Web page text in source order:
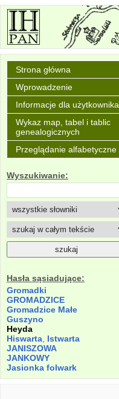
Strona główna
Wprowadzenie
Informacje dla użytkownika
Wykaz map, tabel i tablic
genealogicznych
Przeglądanie alfabetyczne
Wyszukiwanie:
Hasła sąsiadujące:
Gromadki
GROMADZICE
Gromadzice Małe
Guszyno
Heyda
Hiswarta Istwarta
JANISZOWA
JANKOWY
Jasionka folwark